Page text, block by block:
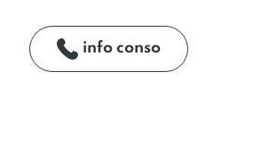
info conso